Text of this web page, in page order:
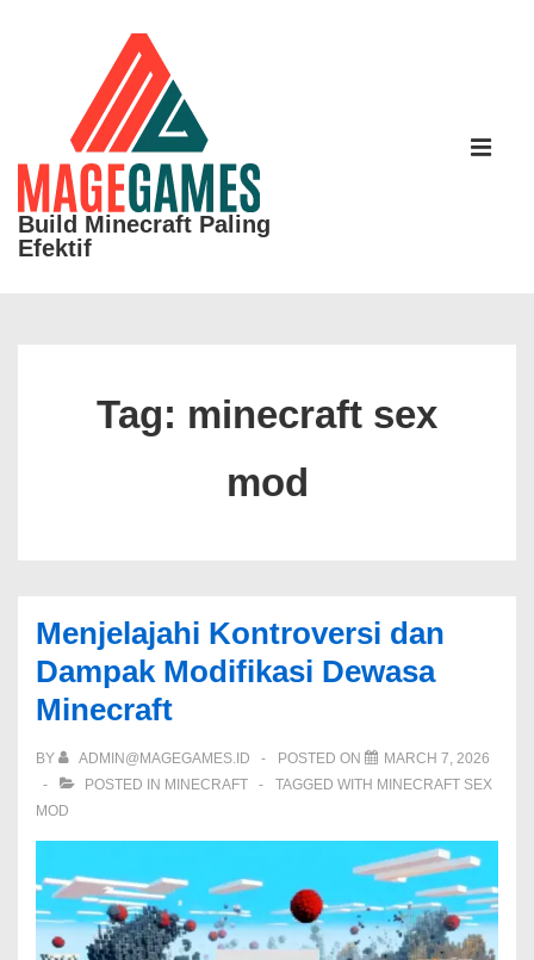
Build Minecraft Paling
Efektif
Main
Tag: minecraft sex
mod
Menjelajahi Kontroversi dan
Dampak Modifikasi Dewasa
Minecraft
BY ADMIN@MAGEGAMES.ID POSTED ON
MARCH 7, 2026
POSTED IN MINECRAFT TAGGED WITH MINECRAFT SEX
MOD